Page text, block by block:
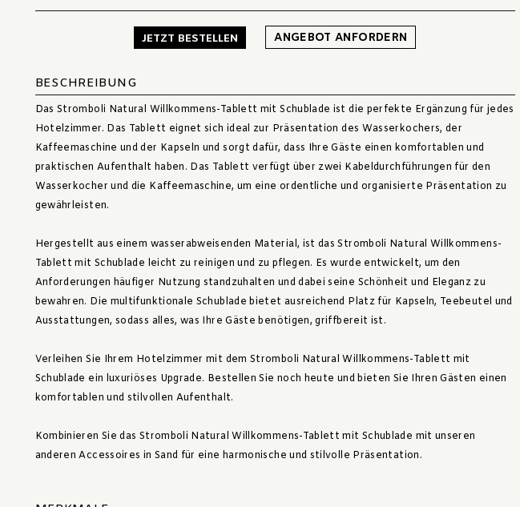
JETZT BESTELLEN ANGEBOT ANFORDERN
BESCHREIBUNG
Das Stromboli Natural Willkommens-Tablett mit Schublade ist die perfekte Ergänzung für jedes
Hotelzimmer. Das Tablett eignet sich ideal zur Präsentation des Wasserkochers, der
Kaffeemaschine und der Kapseln und sorgt dafür, dass Ihre Gäste einen komfortablen und
praktischen Aufenthalt haben. Das Tablett verfügt über zwei Kabeldurchführungen für den
Wasserkocher und die Kaffeemaschine, um eine ordentliche und organisierte Präsentation zu
gewährleisten.
Hergestellt aus einem wasserabweisenden Material, ist das Stromboli Natural Willkommens-
Tablett mit Schublade leicht zu reinigen und zu pflegen. Es wurde entwickelt, um den
Anforderungen häufiger Nutzung standzuhalten und dabei seine Schönheit und Eleganz zu
bewahren. Die multifunktionale Schublade bietet ausreichend Platz für Kapseln, Teebeutel und
Ausstattungen, sodass alles, was Ihre Gäste benötigen, griffbereit ist.
Verleihen Sie Ihrem Hotelzimmer mit dem Stromboli Natural Willkommens-Tablett mit
Schublade ein luxuriöses Upgrade. Bestellen Sie noch heute und bieten Sie Ihren Gästen einen
komfortablen und stilvollen Aufenthalt.
Kombinieren Sie das Stromboli Natural Willkommens-Tablett mit Schublade mit unseren
anderen Accessoires in Sand für eine harmonische und stilvolle Präsentation.